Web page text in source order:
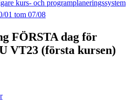
kurs- och programplaneringssystem
01 tom 07/08
FÖRSTA dag för
VT23 (första kursen)